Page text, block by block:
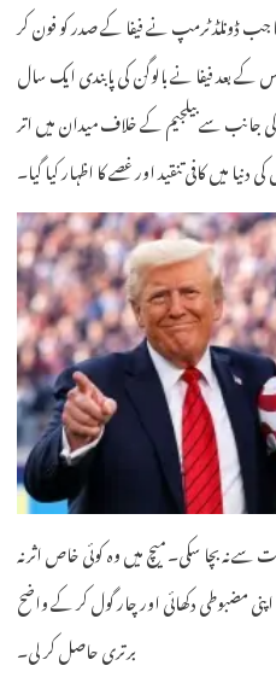
جب ڈونلڈ ٹرمپ نے فیفا کے صدر کو فون کر
بعد فیفا نے بالوگن کی پابندی ایک سال
سے بیلجیم کے خلاف میدان میں اتر
میں کافی تنقید اور غصے کا اظہار کیا گیا۔
سے نہ بچا سکی۔ میچ میں وہ کوئی خاص اثر نہ
مضبوطی دکھائی اور چار گول کر کے واضح
برتری حاصل کر لی۔